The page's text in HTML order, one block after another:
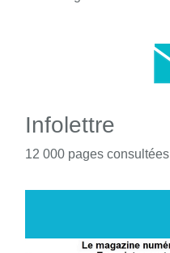
Infolettre
12 000 pages consultées